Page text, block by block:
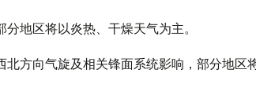
地区将以炎热、干燥天气为主。
方向气旋及相关锋面系统影响，部分地区